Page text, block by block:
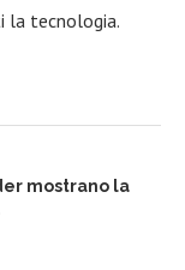
la tecnologia.
mostrano la